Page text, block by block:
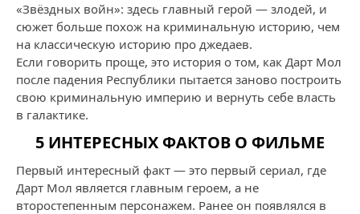
«Звёздных войн»: здесь главный герой — злодей, и
сюжет больше похож на криминальную историю, чем
на классическую историю про джедаев.
Если говорить проще, это история о том, как Дарт Мол
после падения Республики пытается заново построить
свою криминальную империю и вернуть себе власть
в галактике.
5 ИНТЕРЕСНЫХ ФАКТОВ О ФИЛЬМЕ
Первый интересный факт — это первый сериал, где
Дарт Мол является главным героем, а не
второстепенным персонажем. Ранее он появлялся в